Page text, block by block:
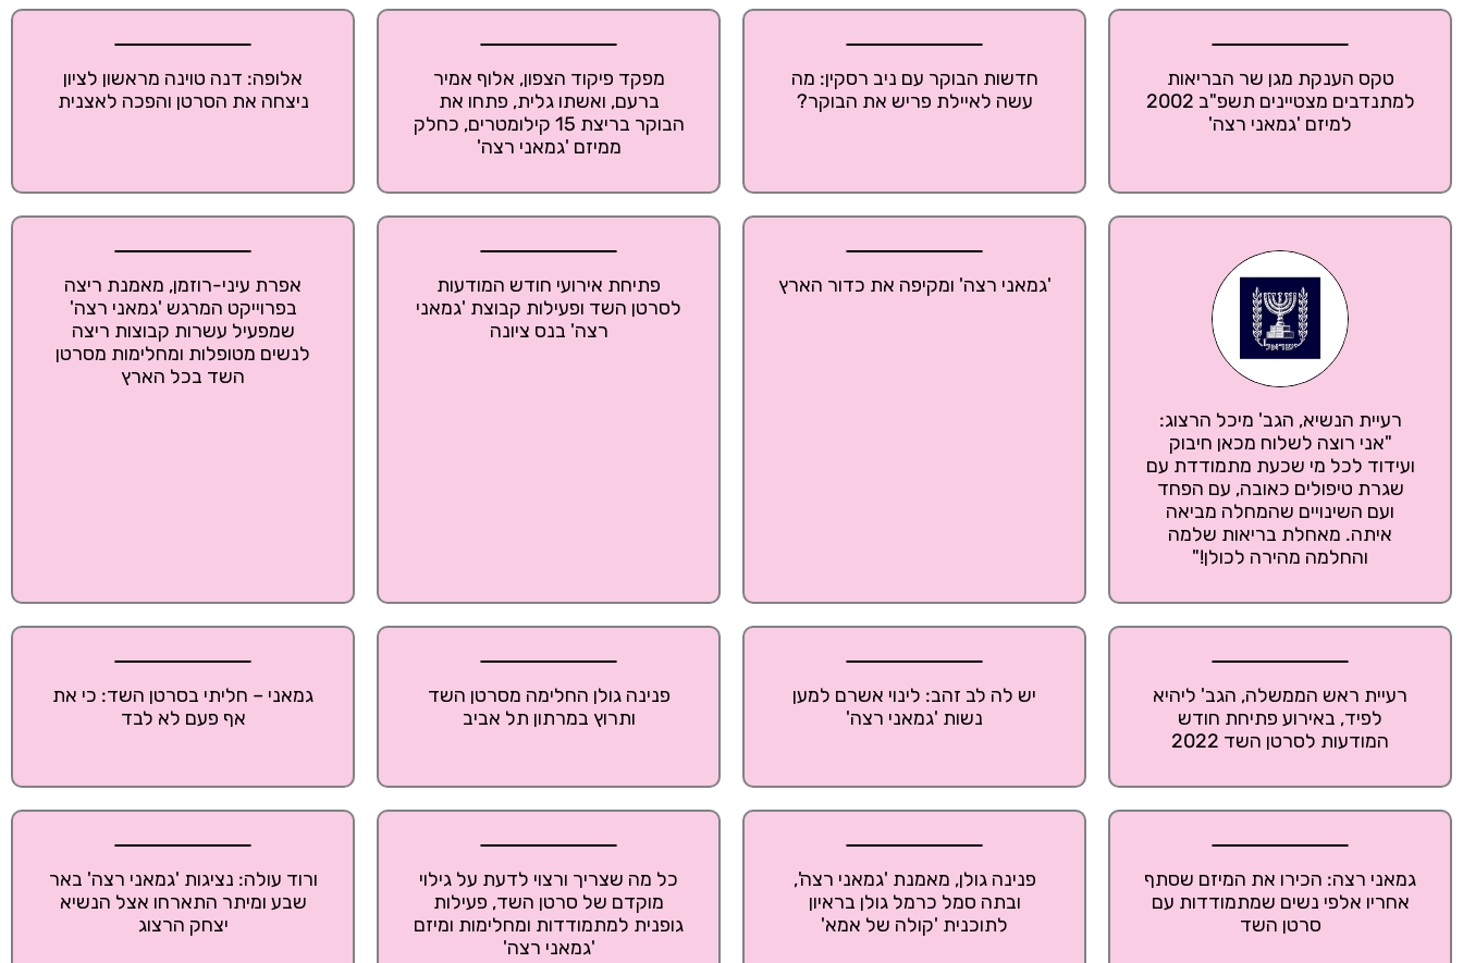
טקס הענקת מגן שר הבריאות
למתנדבים מצטיינים תשפ"ב 2002
למיזם 'גמאני רצה'
חדשות הבוקר עם ניב רסקין: מה
עשה לאיילת פריש את הבוקר?
מפקד פיקוד הצפון, אלוף אמיר
ברעם, ואשתו גלית, פתחו את
הבוקר בריצת 15 קילומטרים, כחלק
ממיזם 'גמאני רצה'
אלופה: דנה טוינה מראשון לציון
ניצחה את הסרטן והפכה לאצנית
רעיית הנשיא, הגב' מיכל הרצוג:
"אני רוצה לשלוח מכאן חיבוק
ועידוד לכל מי שכעת מתמודדת עם
שגרת טיפולים כאובה, עם הפחד
ועם השינויים שהמחלה מביאה
איתה. מאחלת בריאות שלמה
והחלמה מהירה לכולן!"
'גמאני רצה' ומקיפה את כדור הארץ
פתיחת אירועי חודש המודעות
לסרטן השד ופעילות קבוצת 'גמאני
רצה' בנס ציונה
אפרת עיני-רוזמן, מאמנת ריצה
בפרוייקט המרגש 'גמאני רצה'
שמפעיל עשרות קבוצות ריצה
לנשים מטופלות ומחלימות מסרטן
השד בכל הארץ
רעיית ראש הממשלה, הגב' ליהיא
לפיד, באירוע פתיחת חודש
המודעות לסרטן השד 2022
יש לה לב זהב: לינוי אשרם למען
נשות 'גמאני רצה'
פנינה גולן החלימה מסרטן השד
ותרוץ במרתון תל אביב
גמאני – חליתי בסרטן השד: כי את
אף פעם לא לבד
גמאני רצה: הכירו את המיזם שסתף
אחריו אלפי נשים שמתמודדות עם
סרטן השד
פנינה גולן, מאמנת 'גמאני רצה',
ובתה סמל כרמל גולן בראיון
לתוכנית 'קולה של אמא'
כל מה שצריך ורצוי לדעת על גילוי
מוקדם של סרטן השד, פעילות
גופנית למתמודדות ומחלימות ומיזם
'גמאני רצה'
ורוד עולה: נציגות 'גמאני רצה' באר
שבע ומיתר התארחו אצל הנשיא
יצחק הרצוג